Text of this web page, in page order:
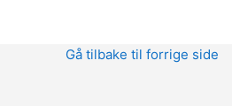
Gå tilbake til forrige side